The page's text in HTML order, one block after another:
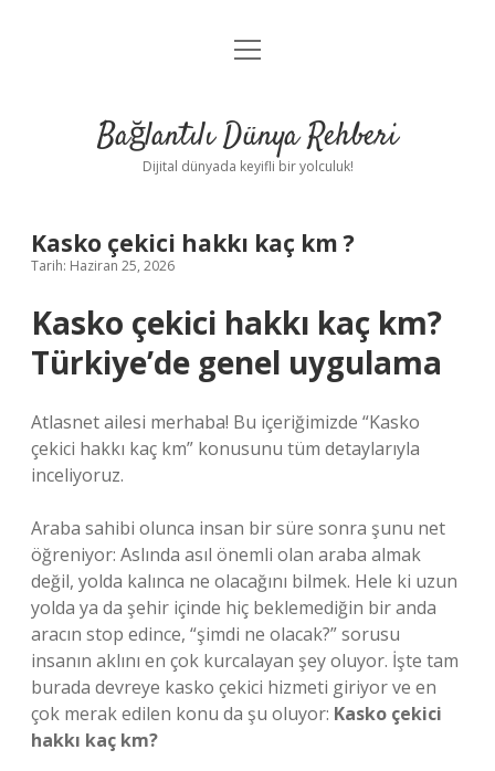
Anasayfa
Yasal Uyarı
menüyü
Bağlantılı Dünya Rehberi
Dijital dünyada keyifli bir yolculuk!
Kasko çekici hakkı kaç km ?
Tarih: Haziran 25, 2026
Kasko çekici hakkı kaç km?
Türkiye’de genel uygulama
Atlasnet ailesi merhaba! Bu içeriğimizde “Kasko
çekici hakkı kaç km” konusunu tüm detaylarıyla
inceliyoruz.
Araba sahibi olunca insan bir süre sonra şunu net
öğreniyor: Aslında asıl önemli olan araba almak
değil, yolda kalınca ne olacağını bilmek. Hele ki uzun
yolda ya da şehir içinde hiç beklemediğin bir anda
aracın stop edince, “şimdi ne olacak?” sorusu
insanın aklını en çok kurcalayan şey oluyor. İşte tam
burada devreye kasko çekici hizmeti giriyor ve en
çok merak edilen konu da şu oluyor: Kasko çekici
hakkı kaç km?